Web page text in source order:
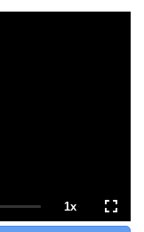
1xPlayback
Rate